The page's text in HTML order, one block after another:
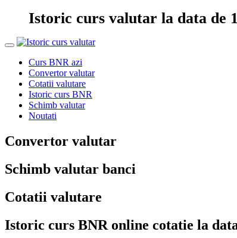
Istoric curs valutar la data de
Curs BNR azi
Convertor valutar
Cotatii valutare
Istoric curs BNR
Schimb valutar
Noutati
Convertor valutar
Schimb valutar banci
Cotatii valutare
Istoric curs BNR online cotatie la